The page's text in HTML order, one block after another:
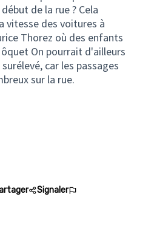
de la rue ? Cela
vitesse des voitures à
Thorez où des enfants
On pourrait d'ailleurs
car les passages
sur la rue.
Signaler